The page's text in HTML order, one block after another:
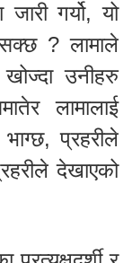
गर्यो, यो
? लामाले
उनीहरु
लामालाई
भाग्छ, प्रहरीले
देखाएको